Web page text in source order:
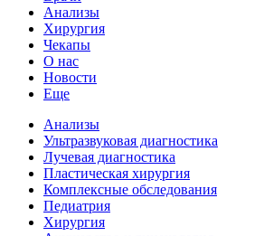
Анализы
Хирургия
Чекапы
О нас
Новости
Еще
Анализы
Ультразвуковая диагностика
Лучевая диагностика
Пластическая хирургия
Комплексные обследования
Педиатрия
Хирургия